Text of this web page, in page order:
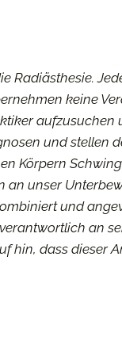
Radiästhesie.
keine
aufzusuchen
und stellen
Körpern
unser
und
an
hin, dass dieser